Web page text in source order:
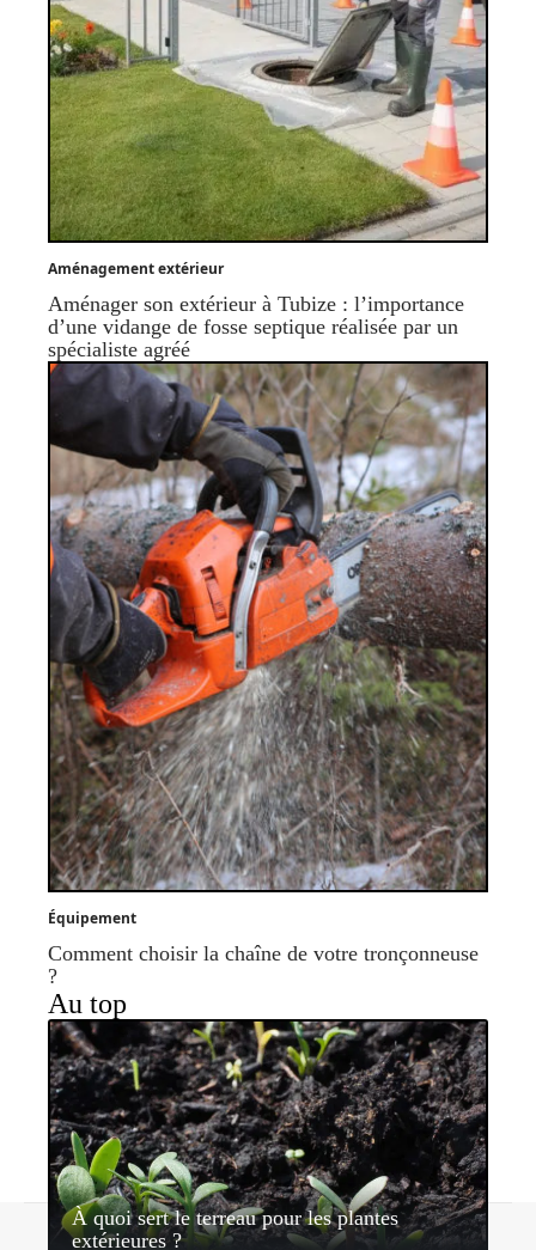
Aménagement extérieur
Aménager son extérieur à Tubize : l’importance
d’une vidange de fosse septique réalisée par un
spécialiste agréé
Équipement
Comment choisir la chaîne de votre tronçonneuse
?
Au top
À quoi sert le terreau pour les plantes
extérieures ?
Contact Mentions légales Sitemap